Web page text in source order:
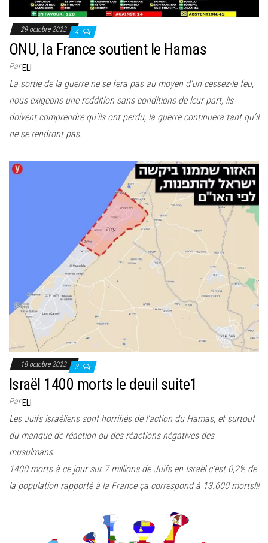
l
v
g
i
o
n
29 octobre 2023 4
ONU, la France soutient le Hamas
ParELI
La sortie de la guerre ne se fera pas au moyen d’un cessez-le feu,
nous exigeons une reddition sans conditions de leur part, ils
doivent comprendre qu’ils ont perdu, la guerre continuera tant qu’il
ne se rendront pas.
18 octobre 2023 3
Israël 1400 morts le deuil suite1
ParELI
Les Juifs israéliens sont horrifiés de l’action du Hamas, et surtout
du manque de réaction ou des réactions négatives des
musulmans.
1400 morts à ce jour sur 7 millions de Juifs en Israël c’est 0,2% de
la population rapporté à la France ça correspond à 13.600 morts!!!